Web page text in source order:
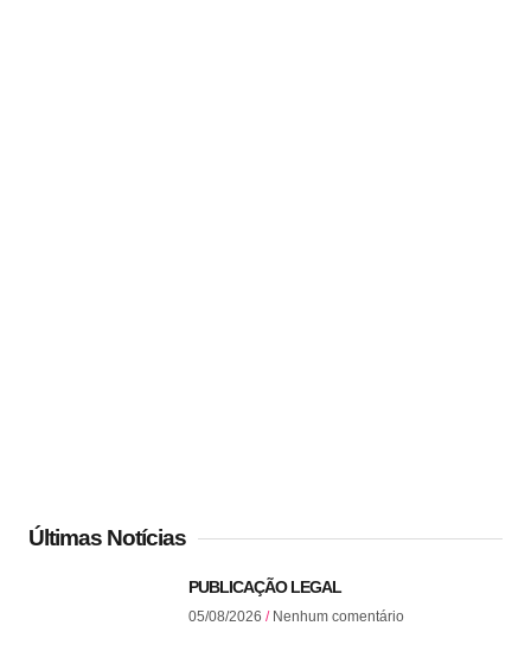
Últimas Notícias
PUBLICAÇÃO LEGAL
05/08/2026 Nenhum comentário